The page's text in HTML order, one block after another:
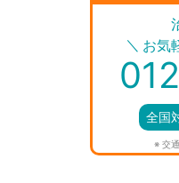
＼ お気
全国
※ 交